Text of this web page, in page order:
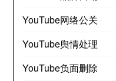
YouTube网络公关
YouTube舆情处理
YouTube负面删除